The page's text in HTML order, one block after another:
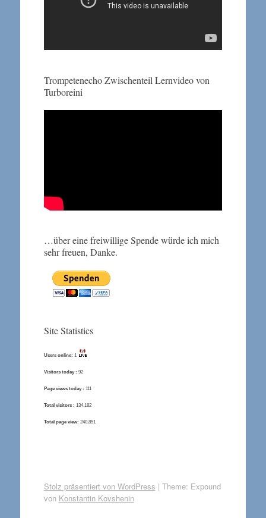
Trompetenecho Zwischenteil Lernvideo von
Turboreini
…über eine freiwillige Spende würde ich mich
sehr freuen, Danke.
Site Statistics
Users online: 1
Visitors today : 92
Page views today : 111
Total visitors : 134,182
Total page view: 240,851
Stolz präsentiert von WordPress | Theme: Expound
von Konstantin Kovshenin